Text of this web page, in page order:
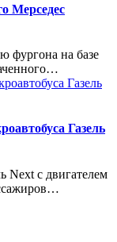
Мерседес
фургона на базе
Газель
Next с двигателем